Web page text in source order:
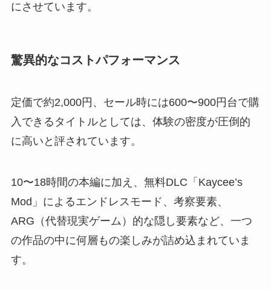
にさせています。
驚異的なコストパフォーマンス
定価で約2,000円、セール時には600〜900円台で購
入できるタイトルとしては、体験の密度が圧倒的
に高いと評されています。
10〜18時間の本編に加え、無料DLC「Kaycee’s
Mod」によるエンドレスモード、考察要素、
ARG（代替現実ゲーム）的な隠し要素など、一つ
の作品の中に何層もの楽しみが詰め込まれていま
す。